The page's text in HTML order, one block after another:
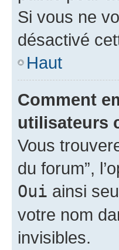
Si vous ne
désactivé
Haut
Comment
utilisateurs
Vous
du forum”,
Oui ainsi
votre nom
invisibles.